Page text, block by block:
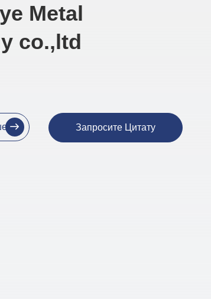
Metal
co.,ltd
Запросите Цитату